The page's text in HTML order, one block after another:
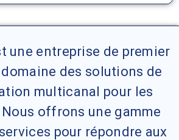
une entreprise de premier
des solutions de
multicanal pour les
offrons une gamme
pour répondre aux